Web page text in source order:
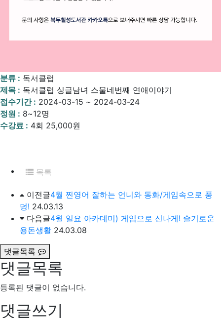
분류 : 독서클럽
제목 : 독서클럽 싱글남녀 스물네번째 연애이야기
접수기간 : 2024-03-15 ~ 2024-03-24
정원 : 8~12명
수강료 : 4회 25,000원
목록
이전글4월 찐영어 잘하는 언니와 동화/게임속으로 풍
덩! 24.03.13
다음글4월 일요 아카데미) 게임으로 신나게! 슬기로운
용돈생활 24.03.08
댓글목록
댓글목록
등록된 댓글이 없습니다.
댓글쓰기